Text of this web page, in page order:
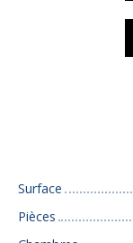
Surface
Pièces